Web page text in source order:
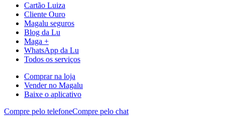
Cartão Luiza
Cliente Ouro
Magalu seguros
Blog da Lu
Maga +
WhatsApp da Lu
Todos os serviços
Comprar na loja
Vender no Magalu
Baixe o aplicativo
Compre pelo telefoneCompre pelo chat